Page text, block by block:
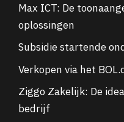
Max ICT: De
oplossingen
Subsidie startende
Verkopen via het
Ziggo Zakelijk: De
bedrijf